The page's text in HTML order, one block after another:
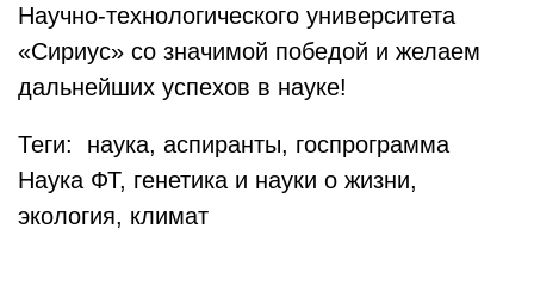
Научно-технологического университета
«Сириус» со значимой победой и желаем
дальнейших успехов в науке!
Теги: наука, аспиранты, госпрограмма
Наука ФТ, генетика и науки о жизни,
экология, климат